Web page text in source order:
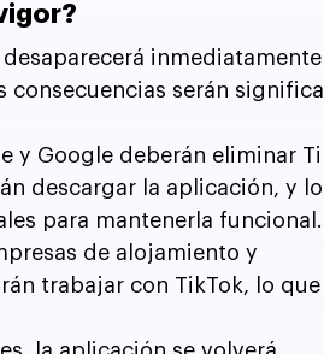
consecuencias serán
y Google deberán eliminar
descargar la aplicación, y
para mantenerla funcional.
de alojamiento y
trabajar con TikTok, lo que